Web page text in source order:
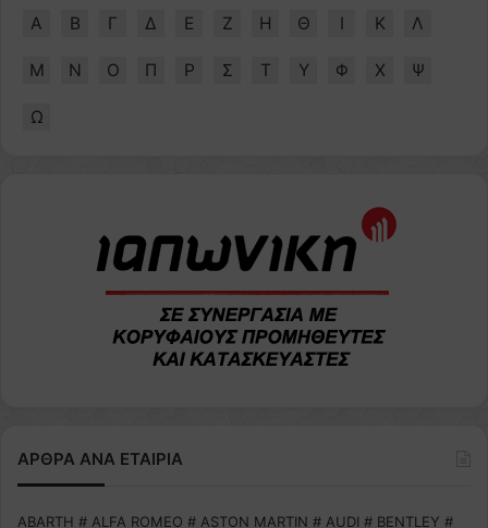
Α Β Γ Δ Ε Ζ Η Θ Ι Κ Λ
Μ Ν Ο Π Ρ Σ Τ Υ Φ Χ Ψ
Ω
ΑΡΘΡΑ ΑΝΑ ΕΤΑΙΡΙΑ
ABARTH # ALFA ROMEO # ASTON MARTIN # AUDI # BENTLEY #